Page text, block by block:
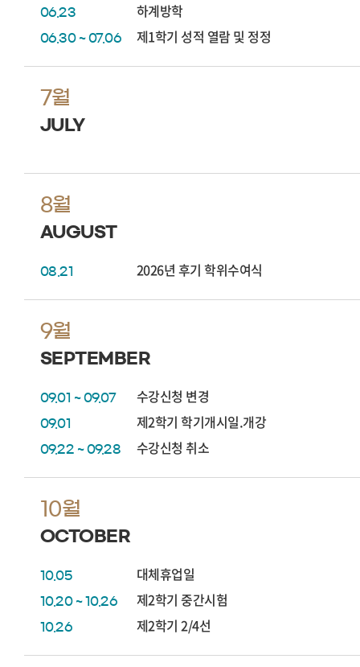
06.23 하계방학
06.30 ~ 07.06 제1학기 성적 열람 및 정정
7월
JULY
8월
AUGUST
08.21 2026년 후기 학위수여식
9월
SEPTEMBER
09.01 ~ 09.07 수강신청 변경
09.01 제2학기 학기개시일.개강
09.22 ~ 09.28 수강신청 취소
10월
OCTOBER
10.05 대체휴업일
10.20 ~ 10.26 제2학기 중간시험
10.26 제2학기 2/4선